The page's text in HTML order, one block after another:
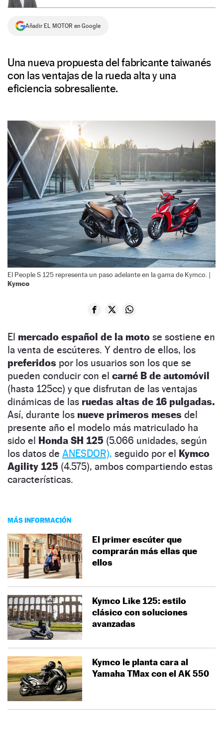
Añadir EL MOTOR en Google
Una nueva propuesta del fabricante taiwanés
con las ventajas de la rueda alta y una
eficiencia sobresaliente.
El People S 125 representa un paso adelante en la gama de Kymco. |
Kymco
El mercado español de la moto se sostiene en
la venta de escúteres. Y dentro de ellos, los
preferidos por los usuarios son los que se
pueden conducir con el carné B de automóvil
(hasta 125cc) y que disfrutan de las ventajas
dinámicas de las ruedas altas de 16 pulgadas.
Así, durante los nueve primeros meses del
presente año el modelo más matriculado ha
sido el Honda SH 125 (5.066 unidades, según
los datos de ANESDOR), seguido por el Kymco
Agility 125 (4.575), ambos compartiendo estas
características.
MÁS INFORMACIÓN
El primer escúter que
comprarán más ellas que
ellos
Kymco Like 125: estilo
clásico con soluciones
avanzadas
Kymco le planta cara al
Yamaha TMax con el AK 550